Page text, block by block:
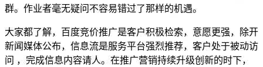
群。作业者毫无疑问不容易错过了那样的机遇。
大家都了解，百度竞价推广是客户积极检索，意愿更强，除开
新闻媒体公布，信息流是服务平台强烈推荐，客户处于被动访
问 ，完成信息内容请人。在推广营销持续升级创新的时下，